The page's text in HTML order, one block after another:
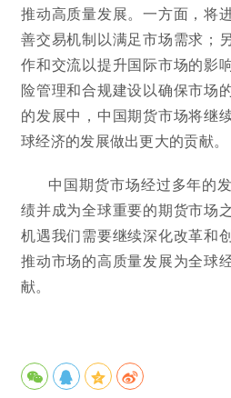
推动高质量发展。一方面，将
善交易机制以满足市场需求；
作和交流以提升国际市场的影
险管理和合规建设以确保市场
的发展中，中国期货市场将继
球经济的发展做出更大的贡献。
中国期货市场经过多年的
绩并成为全球重要的期货市场
机遇我们需要继续深化改革和
推动市场的高质量发展为全球
献。